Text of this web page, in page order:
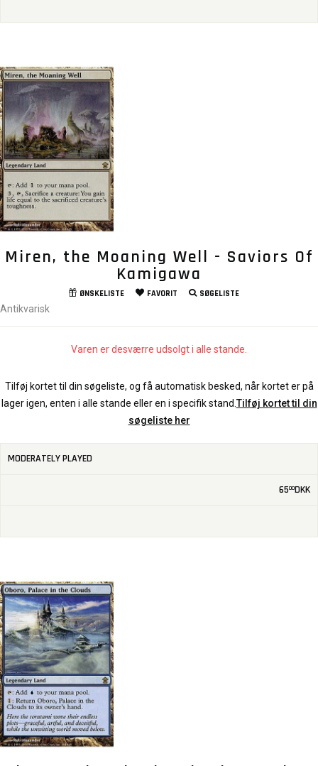
Miren, the Moaning Well - Saviors Of
Kamigawa
ØNSKELISTE FAVORIT SØGELISTE
Antikvarisk
Varen er desværre udsolgt i alle stande.
Tilføj kortet til din søgeliste, og få automatisk besked, når kortet er på
lager igen, enten i alle stande eller en i specifik stand.Tilføj kortet til din
søgeliste her
MODERATELY PLAYED
6500DKK